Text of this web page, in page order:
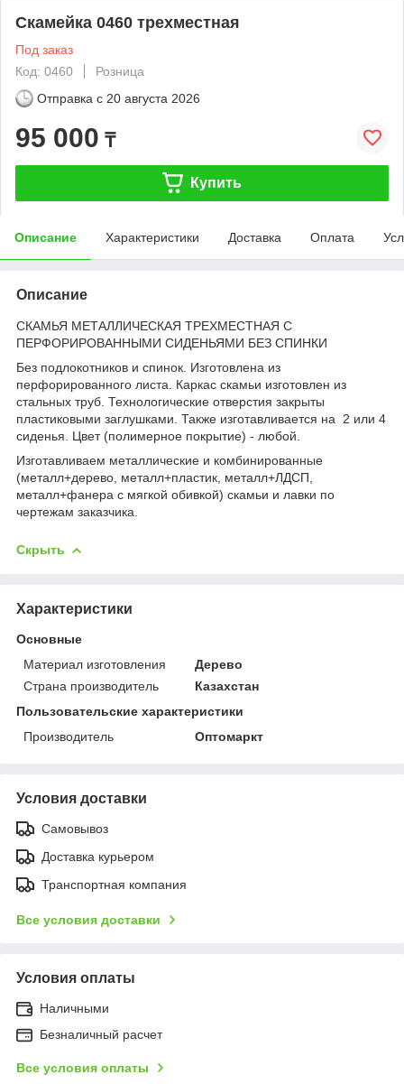
Скамейка 0460 трехместная
Под заказ
Код: 0460
Розница
Отправка с 20 августа 2026
95 000 ₸
Купить
Описание Характеристики Доставка Оплата
Описание
​​​СКАМЬЯ МЕТАЛЛИЧЕСКАЯ ТРЕХМЕСТНАЯ С
ПЕРФОРИРОВАННЫМИ СИДЕНЬЯМИ БЕЗ СПИНКИ
Без подлокотников и спинок. Изготовлена из
перфорированного листа. Каркас скамьи изготовлен из
стальных труб. Технологические отверстия закрыты
пластиковыми заглушками. Также изготавливается на 2 или 4
сиденья. Цвет (полимерное покрытие) - любой.
Изготавливаем металлические и комбинированные
(металл+дерево, металл+пластик, металл+ЛДСП,
металл+фанера с мягкой обивкой) скамьи и лавки по
чертежам заказчика.
Скрыть
Характеристики
Основные
Материал изготовления
Дерево
Страна производитель
Казахстан
Пользовательские характеристики
Производитель
Оптомаркт
Условия доставки
Самовывоз
Доставка курьером
Транспортная компания
Все условия доставки
Условия оплаты
Наличными
Безналичный расчет
Все условия оплаты